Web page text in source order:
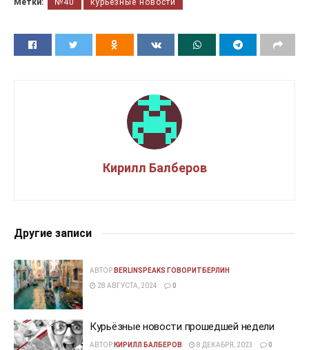
Метки: №40 курьёзные новости
Кирилл Балберов
Другие записи
АВТОР BERLINSPEAKS ГОВОРИТБЕРЛИН
28 АВГУСТА, 2024
0
Курьёзные новости прошедшей недели
АВТОР КИРИЛЛ БАЛБЕРОВ 8 ДЕКАБРЯ, 2023 0